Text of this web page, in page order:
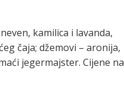
kamilica i lavanda,
čaja; džemovi – aronija,
jegermajster. Cijene na